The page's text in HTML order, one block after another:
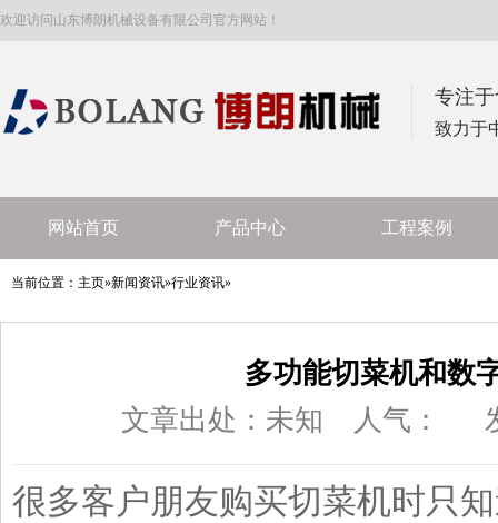
欢迎访问山东博朗机械设备有限公司官方网站！
专注
致力于
网站首页 产品中心 工程案例
当前位置： 主页»新闻资讯»行业资讯»
多功能切菜机和数
文章出处：未知
人气：
很多客户朋友购买切菜机时只